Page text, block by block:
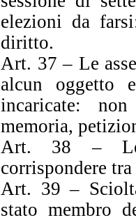
elezioni da
diritto.
Art. 37 – Le
alcun oggetto
incaricate:
memoria,
Art. 38 – Le
corrispondere
Art. 39 –
stato membro